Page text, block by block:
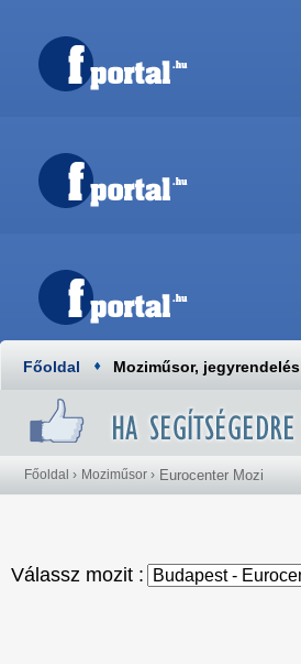
Főoldal Moziműsor, jegyrendelés
Főoldal › Moziműsor › Eurocenter Mozi
Válassz mozit :